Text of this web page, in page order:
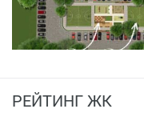
В доме
Стояки
РЕЙТИНГ ЖК